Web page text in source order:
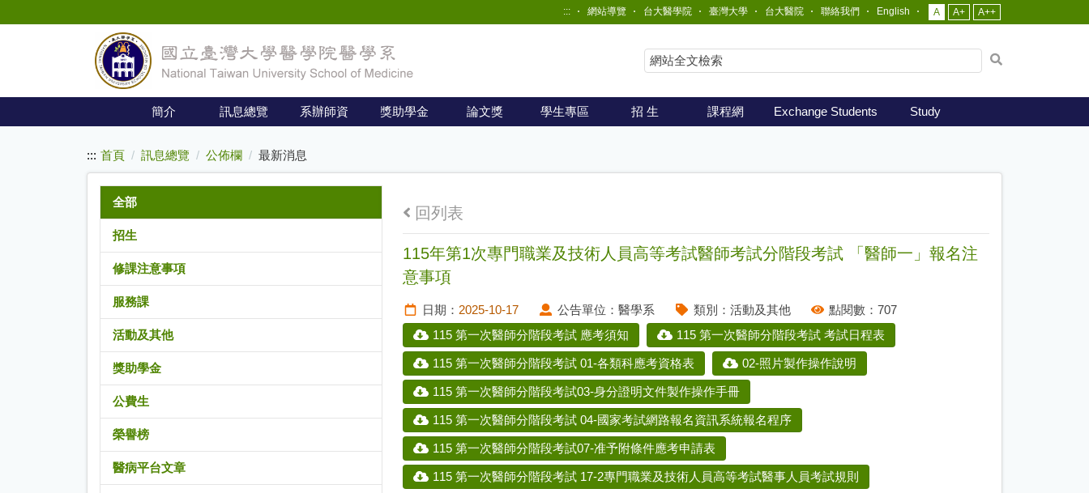
::: 網站導覽 台大醫學院 臺灣大學 台大醫院 聯絡我們 English A A+ A++
跳
到
要
容
檢
簡介 訊息總覽 系辦師資 獎助學金 論文獎 學生專區 招 生 課程網 Exchange Students Study
::: 首頁 訊息總覽 公佈欄 最新消息
全部
招生
修課注意事項
服務課
活動及其他
獎助學金
公費生
榮譽榜
醫病平台文章
回列表
115年第1次專門職業及技術人員高等考試醫師考試分階段考試 「醫師一」報名注
意事項
日期： 2025-10-17 公告單位： 醫學系 類別： 活動及其他 點閱數：707
115 第一次醫師分階段考試 應考須知
115 第一次醫師分階段考試 考試日程表
115 第一次醫師分階段考試 01-各類科應考資格表 02-照片製作操作說明
115 第一次醫師分階段考試03-身分證明文件製作操作手冊
115 第一次醫師分階段考試 04-國家考試網路報名資訊系統報名程序
115 第一次醫師分階段考試07-准予附條件應考申請表
115 第一次醫師分階段考試 17-2專門職業及技術人員高等考試醫事人員考試規則